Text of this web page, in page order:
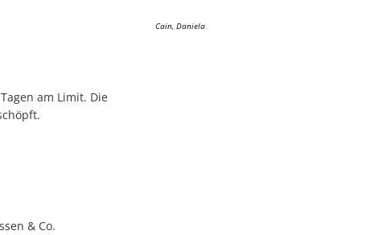
Cain, Daniela
am Limit. Die
& Co.